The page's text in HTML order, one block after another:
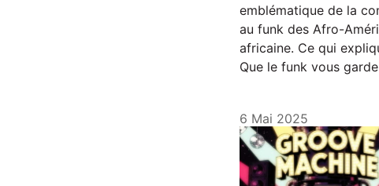
emblématique de la
au funk des Afro-
africaine. Ce qui
Que le funk vous
6 Mai 2025